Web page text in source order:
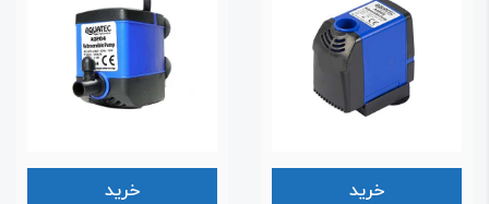
خرید خرید